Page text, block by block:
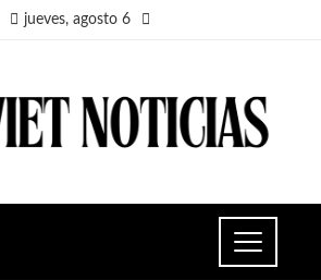
jueves, agosto 6